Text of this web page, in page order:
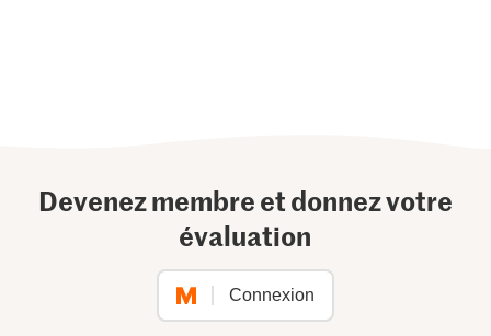
Devenez membre et donnez votre
évaluation
Connexion